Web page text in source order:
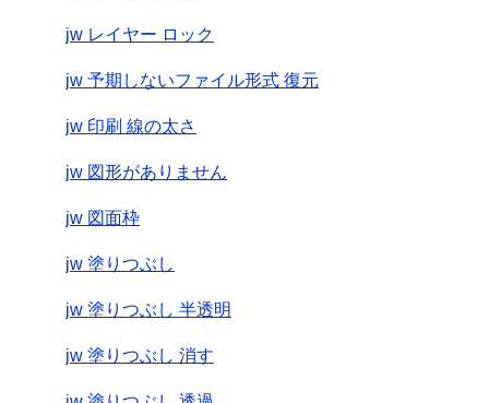
jw レイヤー ロック
jw 予期しないファイル形式 復元
jw 印刷 線の太さ
jw 図形がありません
jw 図面枠
jw 塗りつぶし
jw 塗りつぶし 半透明
jw 塗りつぶし 消す